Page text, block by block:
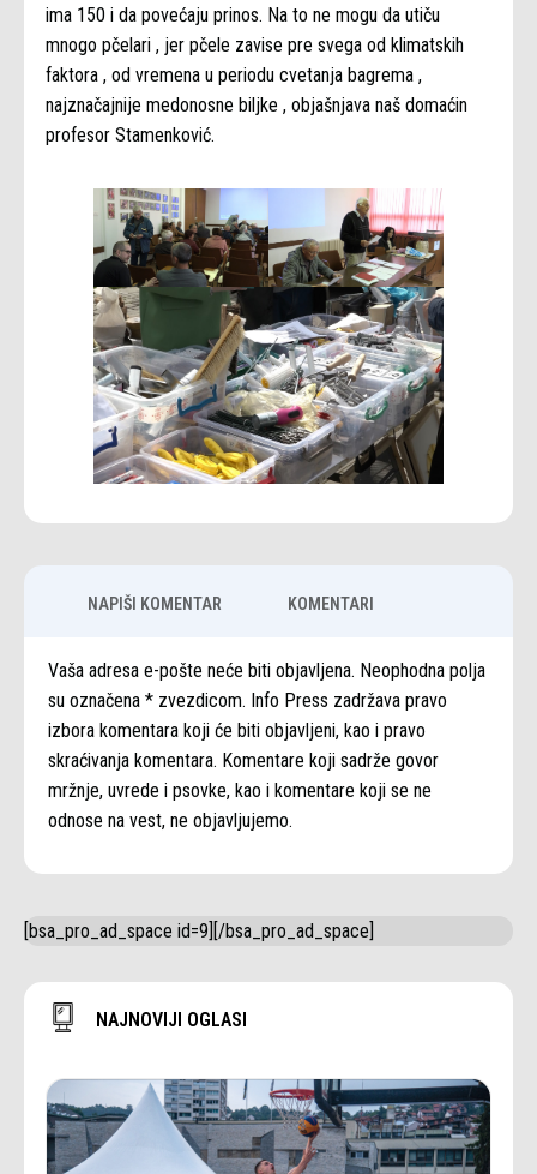
ima 150 i da povećaju prinos. Na to ne mogu da utiču
mnogo pčelari , jer pčele zavise pre svega od klimatskih
faktora , od vremena u periodu cvetanja bagrema ,
najznačajnije medonosne biljke , objašnjava naš domaćin
profesor Stamenković.
NAPIŠI KOMENTAR KOMENTARI
Vaša adresa e-pošte neće biti objavljena. Neophodna polja
su označena * zvezdicom. Info Press zadržava pravo
izbora komentara koji će biti objavljeni, kao i pravo
skraćivanja komentara. Komentare koji sadrže govor
mržnje, uvrede i psovke, kao i komentare koji se ne
odnose na vest, ne objavljujemo.
[bsa_pro_ad_space id=9][/bsa_pro_ad_space]
NAJNOVIJI OGLASI